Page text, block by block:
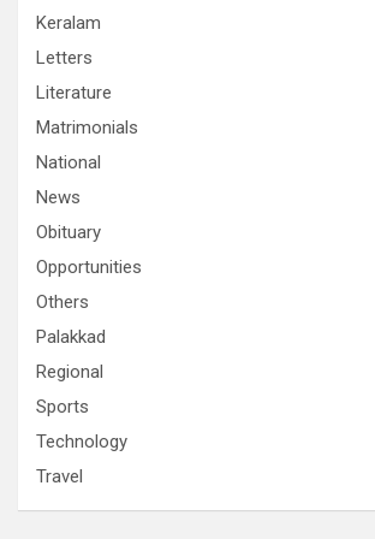
Keralam
Letters
Literature
Matrimonials
National
News
Obituary
Opportunities
Others
Palakkad
Regional
Sports
Technology
Travel